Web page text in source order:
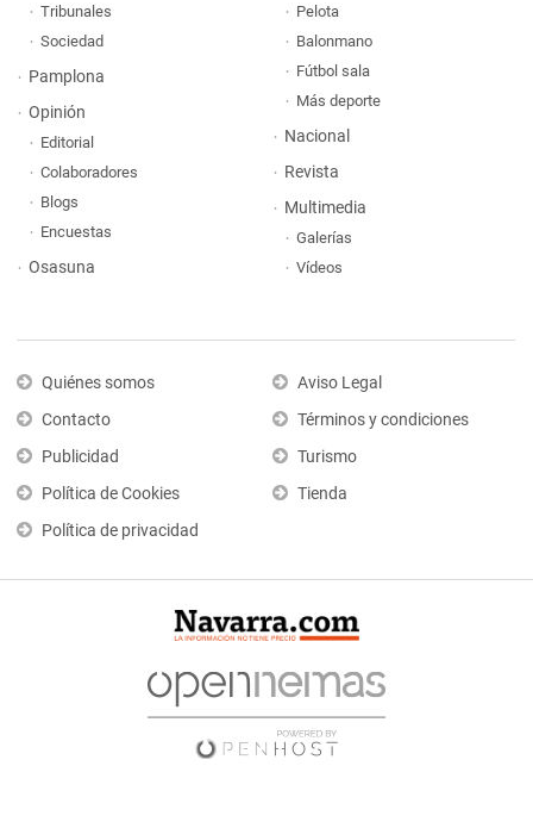
Tribunales
Sociedad
Pamplona
Opinión
Editorial
Colaboradores
Blogs
Encuestas
Osasuna
Pelota
Balonmano
Fútbol sala
Más deporte
Nacional
Revista
Multimedia
Galerías
Vídeos
Quiénes somos
Contacto
Publicidad
Política de Cookies
Política de privacidad
Aviso Legal
Términos y condiciones
Turismo
Tienda